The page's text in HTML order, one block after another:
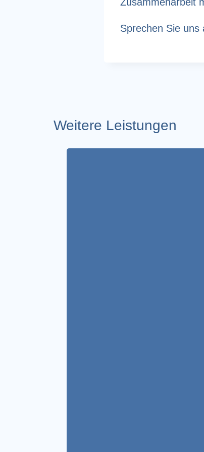
Zusammenarbeit
Sprechen Sie uns
Weitere Leistungen